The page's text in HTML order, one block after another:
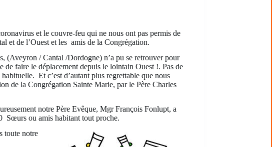
et le couvre-feu qui ne nous ont pas permis de
et de l’Ouest et les amis de la Congrégation.
(Aveyron / Cantal /Dordogne) n’a pu se retrouver pour
faire le déplacement depuis le lointain Ouest !. Pas de
Et c’est d’autant plus regrettable que nous
de la Congrégation Sainte Marie, par le Père Charles
notre Père Evêque, Mgr François Fonlupt, a
Sœurs ou amis habitant tout proche.
toute notre